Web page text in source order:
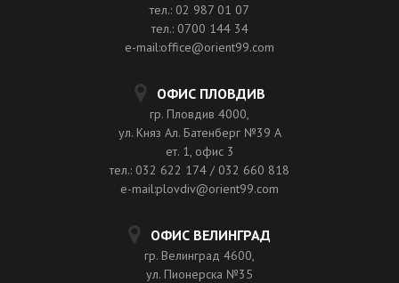
тел.: 02 987 01 07
тел.: 0700 144 34
e-mail:office@orient99.com
ОФИС ПЛОВДИВ
гр. Пловдив 4000,
ул. Княз Ал. Батенберг №39 A
ет. 1, офис 3
тел.: 032 622 174 / 032 660 818
e-mail:plovdiv@orient99.com
ОФИС ВЕЛИНГРАД
гр. Велинград 4600,
ул. Пионерска №35